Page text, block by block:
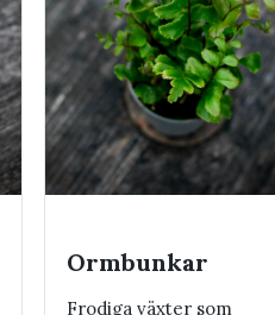
Ormbunkar
Frodiga växter som